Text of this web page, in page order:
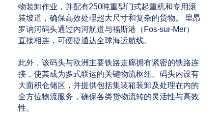
物装卸作业，并配有250吨重型门式起重机和专用滚
装坡道，确保高效处理超大尺寸和复杂的货物。 里昂
罗讷河码头通过内河航道与福斯港（Fos-sur-Mer）
直接相连，可便捷通达全球海运航线。
此外，该码头与欧洲主要铁路走廊拥有紧密的铁路连
接，使其成为多式联运的关键物流枢纽。码头内设有
大面积仓储区，并提供包括集装箱装卸及处理在内的
全方位物流服务，确保各类货物流转的灵活性与高效
性。